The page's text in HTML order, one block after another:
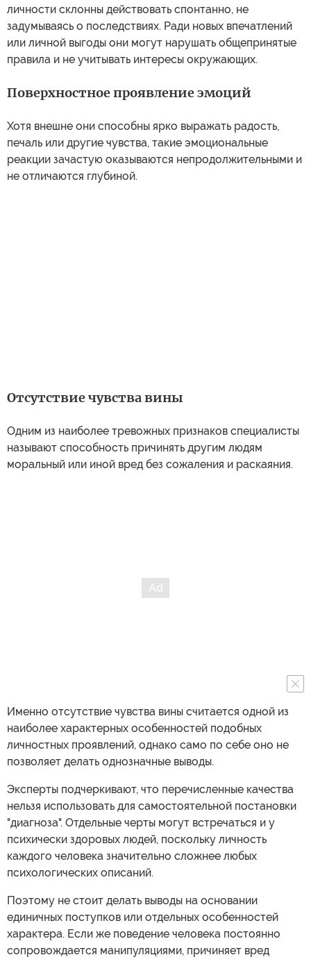
личности склонны действовать спонтанно, не
задумываясь о последствиях. Ради новых впечатлений
или личной выгоды они могут нарушать общепринятые
правила и не учитывать интересы окружающих.
Поверхностное проявление эмоций
Хотя внешне они способны ярко выражать радость,
печаль или другие чувства, такие эмоциональные
реакции зачастую оказываются непродолжительными и
не отличаются глубиной.
Отсутствие чувства вины
Одним из наиболее тревожных признаков специалисты
называют способность причинять другим людям
моральный или иной вред без сожаления и раскаяния.
Именно отсутствие чувства вины считается одной из
наиболее характерных особенностей подобных
личностных проявлений, однако само по себе оно не
позволяет делать однозначные выводы.
Эксперты подчеркивают, что перечисленные качества
нельзя использовать для самостоятельной постановки
"диагноза". Отдельные черты могут встречаться и у
психически здоровых людей, поскольку личность
каждого человека значительно сложнее любых
психологических описаний.
Поэтому не стоит делать выводы на основании
единичных поступков или отдельных особенностей
характера. Если же поведение человека постоянно
сопровождается манипуляциями, причиняет вред